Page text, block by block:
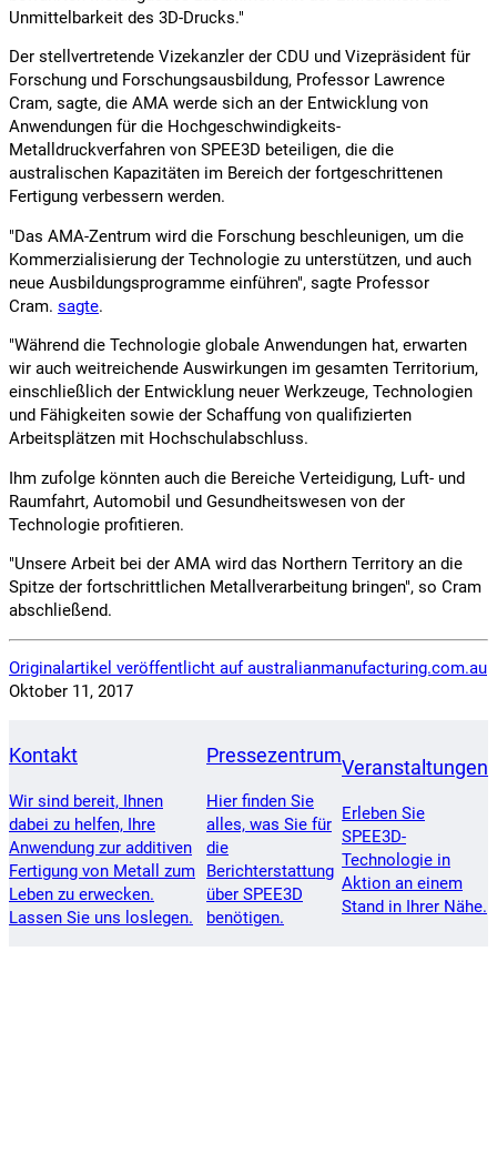
Unmittelbarkeit des 3D-Drucks."
Der stellvertretende Vizekanzler der CDU und Vizepräsident für
Forschung und Forschungsausbildung, Professor Lawrence
Cram, sagte, die AMA werde sich an der Entwicklung von
Anwendungen für die Hochgeschwindigkeits-
Metalldruckverfahren von SPEE3D beteiligen, die die
australischen Kapazitäten im Bereich der fortgeschrittenen
Fertigung verbessern werden.
"Das AMA-Zentrum wird die Forschung beschleunigen, um die
Kommerzialisierung der Technologie zu unterstützen, und auch
neue Ausbildungsprogramme einführen", sagte Professor
Cram. sagte.
"Während die Technologie globale Anwendungen hat, erwarten
wir auch weitreichende Auswirkungen im gesamten Territorium,
einschließlich der Entwicklung neuer Werkzeuge, Technologien
und Fähigkeiten sowie der Schaffung von qualifizierten
Arbeitsplätzen mit Hochschulabschluss.
Ihm zufolge könnten auch die Bereiche Verteidigung, Luft- und
Raumfahrt, Automobil und Gesundheitswesen von der
Technologie profitieren.
"Unsere Arbeit bei der AMA wird das Northern Territory an die
Spitze der fortschrittlichen Metallverarbeitung bringen", so Cram
abschließend.
Originalartikel veröffentlicht auf australianmanufacturing.com.au
Oktober 11, 2017
Kontakt
Wir sind bereit, Ihnen
dabei zu helfen, Ihre
Anwendung zur additiven
Fertigung von Metall zum
Leben zu erwecken.
Lassen Sie uns loslegen.
Pressezentrum
Hier finden Sie
alles, was Sie für
die
Berichterstattung
über SPEE3D
benötigen.
Veranstaltungen
Erleben Sie
SPEE3D-
Technologie in
Aktion an einem
Stand in Ihrer Nähe.